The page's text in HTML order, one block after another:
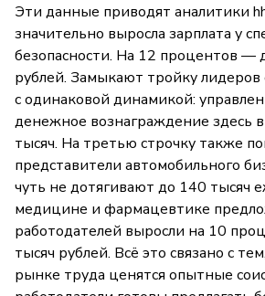
Эти данные приводят аналитики
значительно выросла зарплата у
безопасности. На 12 процентов —
рублей. Замыкают тройку лидеров
с одинаковой динамикой:
денежное вознаграждение здесь
тысяч. На третью строчку также
представители автомобильного
чуть не дотягивают до 140 тысяч
медицине и фармацевтике
работодателей выросли на 10
тысяч рублей. Всё это связано с
рынке труда ценятся опытные